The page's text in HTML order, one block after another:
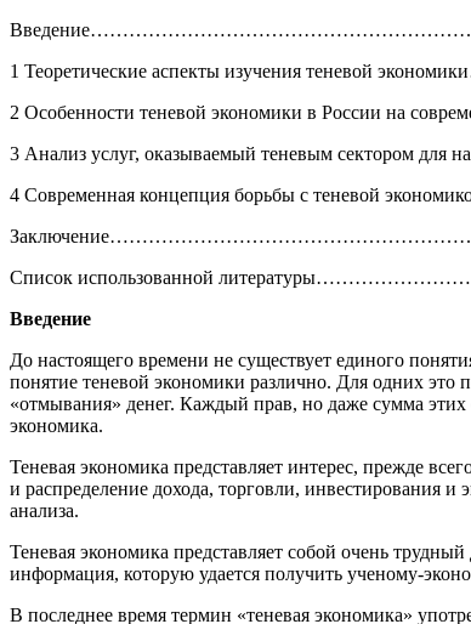
1 Теоретические аспекты изучения теневой
2 Особенности теневой экономики в России на
3 Анализ услуг, оказываемый теневым
4 Современная концепция борьбы с теневой
Список использованной
Введение
До настоящего времени не существует единого
понятие теневой экономики различно. Для одних это
«отмывания» денег. Каждый прав, но даже сумма этих
экономика.
Теневая экономика представляет интерес, прежде
и распределение дохода, торговли, инвестирования
анализа.
Теневая экономика представляет собой очень
информация, которую удается получить ученому-
В последнее время термин «теневая экономика»